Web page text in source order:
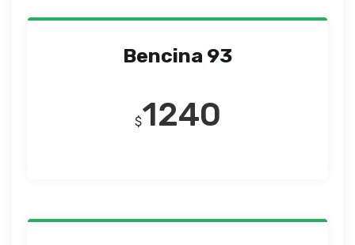
Bencina 93
$1240